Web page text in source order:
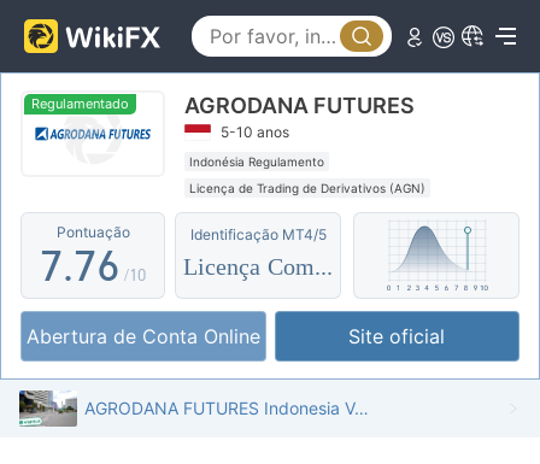
Regulamentado AGRODANA FUTURES
5-10 anos
Indonésia Regulamento
Licença de Trading de Derivativos (AGN)
Etiqueta principal MT4
Comerciantes Regionais
Pontuação
2
3
4
6
7
8
9
.
2
3
4
6
7
8
9
1
2
3
5
6
7
8
9
/10
Identificação MT4/5
Licença Completa
Abertura de Conta Online Site oficial
AGRODANA FUTURES Indonesia Verificado: Escritório Operacional Confirmado